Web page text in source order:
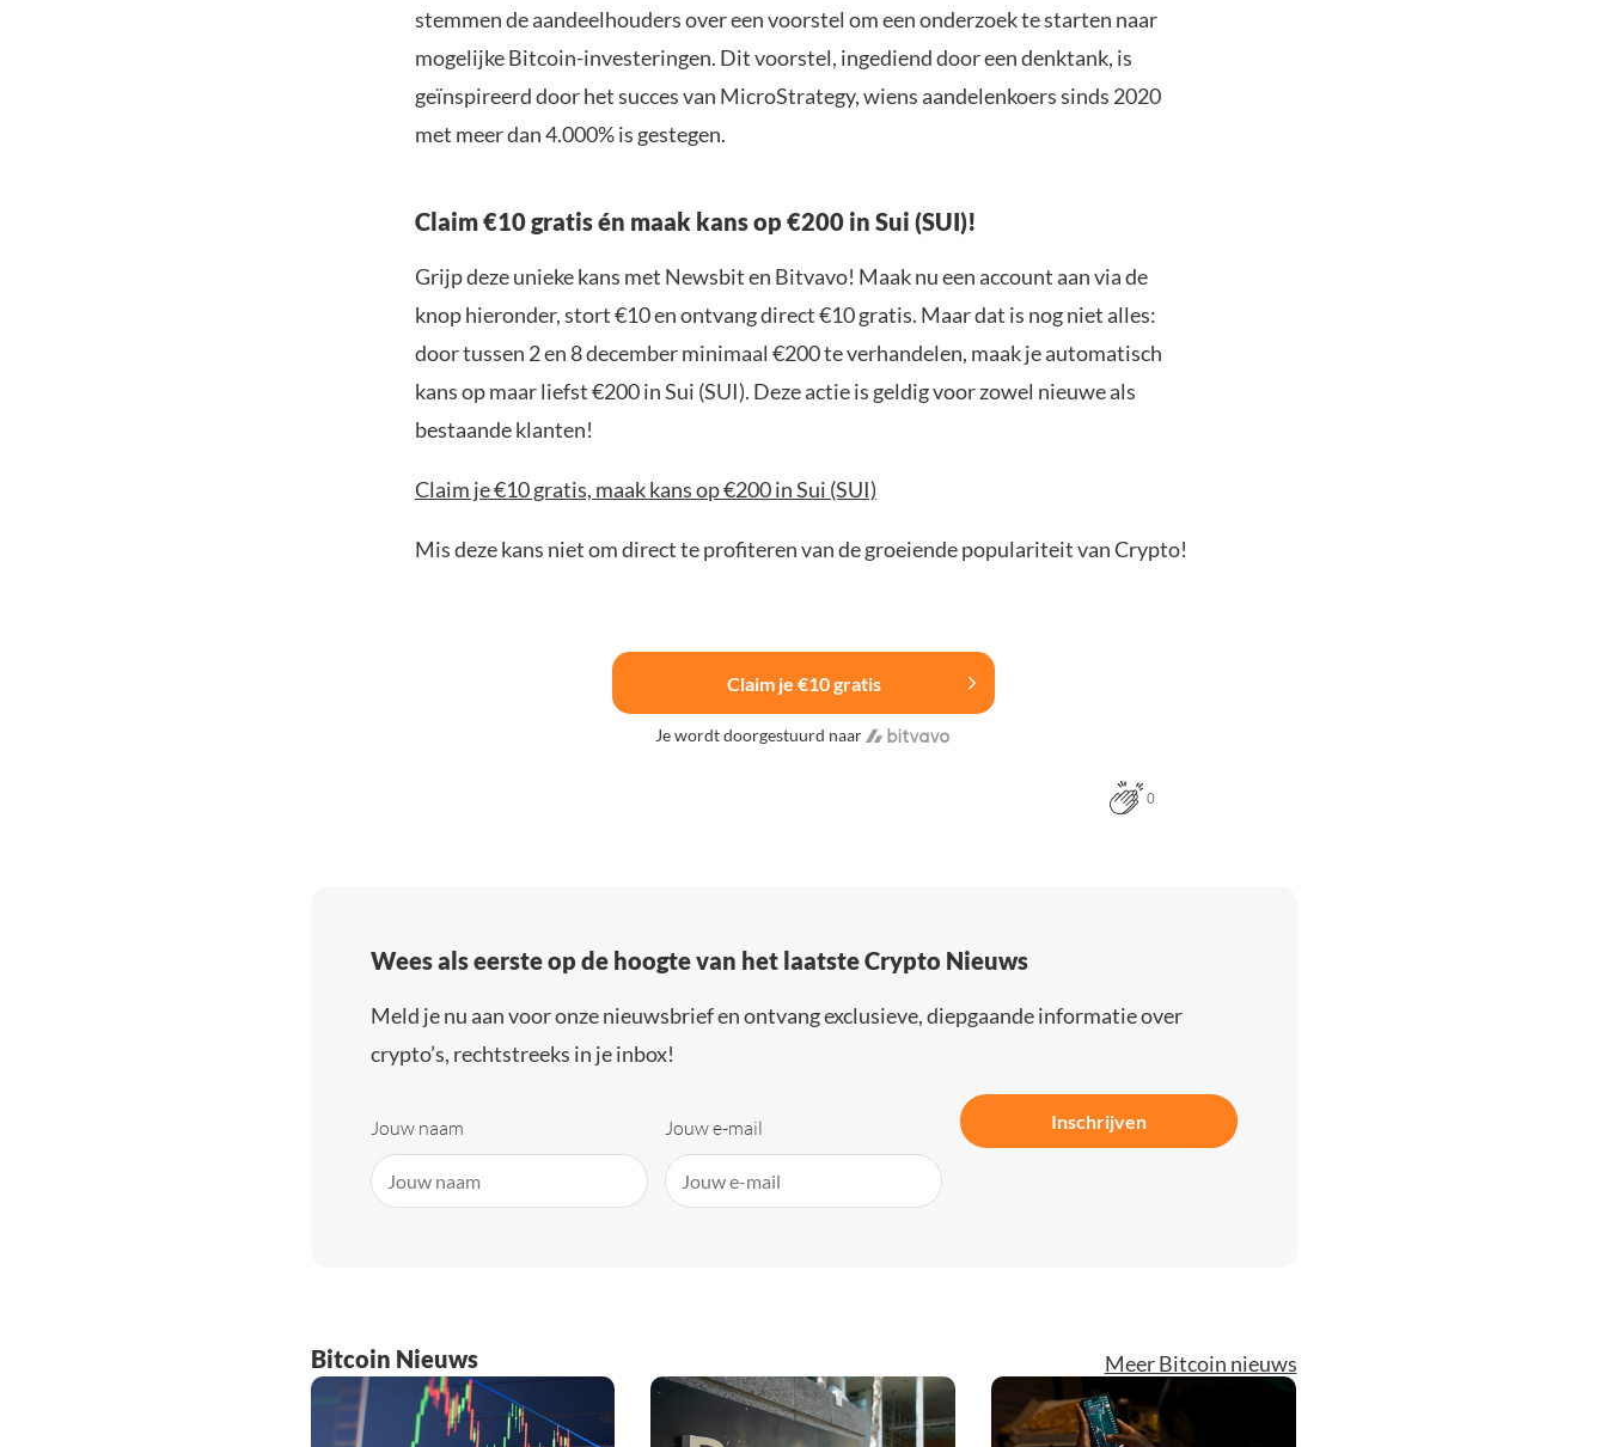
stemmen de aandeelhouders over een voorstel om een onderzoek te starten naar
mogelijke Bitcoin-investeringen. Dit voorstel, ingediend door een denktank, is
geïnspireerd door het succes van MicroStrategy, wiens aandelenkoers sinds 2020
met meer dan 4.000% is gestegen.
Claim €10 gratis én maak kans op €200 in Sui (SUI)!
Grijp deze unieke kans met Newsbit en Bitvavo! Maak nu een account aan via de
knop hieronder, stort €10 en ontvang direct €10 gratis. Maar dat is nog niet alles:
door tussen 2 en 8 december minimaal €200 te verhandelen, maak je automatisch
kans op maar liefst €200 in Sui (SUI). Deze actie is geldig voor zowel nieuwe als
bestaande klanten!
Claim je €10 gratis, maak kans op €200 in Sui (SUI)
Mis deze kans niet om direct te profiteren van de groeiende populariteit van Crypto!
Claim je €10 gratis
Je wordt doorgestuurd naar
0
Wees als eerste op de hoogte van het laatste Crypto Nieuws
Meld je nu aan voor onze nieuwsbrief en ontvang exclusieve, diepgaande informatie over
crypto’s, rechtstreeks in je inbox!
Jouw naam Jouw e-mail Inschrijven
Bitcoin Nieuws Meer Bitcoin nieuws